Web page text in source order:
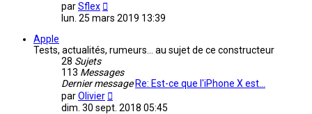
parSflex
le
lun. 25 mars 2019 13:39
Apple
Tests, actualités, rumeurs... au sujet de ce constructeur
28 Sujets
113 Messages
Dernier message Re: Est-ce que l'iPhone X est…
parOlivier
le
dim. 30 sept. 2018 05:45